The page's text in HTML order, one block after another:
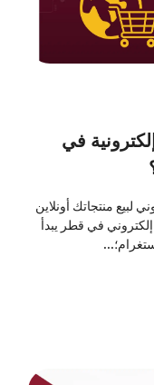
في
لبيع منتجاتك أونلاين
في قطر يبدأ